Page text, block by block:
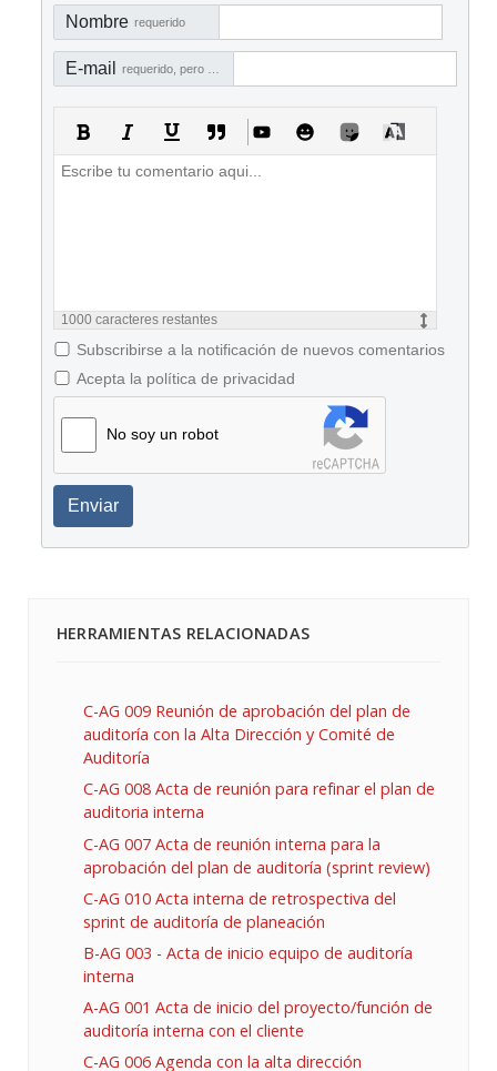
Nombre requerido
E-mail
1000 caracteres restantes
Subscribirse a la notificación de nuevos comentarios
Acepta la política de privacidad
No soy un robot
Enviar
HERRAMIENTAS RELACIONADAS
C-AG 009 Reunión de aprobación del plan de
auditoría con la Alta Dirección y Comité de
Auditoría
C-AG 008 Acta de reunión para refinar el plan de
auditoria interna
C-AG 007 Acta de reunión interna para la
aprobación del plan de auditoría (sprint review)
C-AG 010 Acta interna de retrospectiva del
sprint de auditoría de planeación
B-AG 003 - Acta de inicio equipo de auditoría
interna
A-AG 001 Acta de inicio del proyecto/función de
auditoría interna con el cliente
C-AG 006 Agenda con la alta dirección